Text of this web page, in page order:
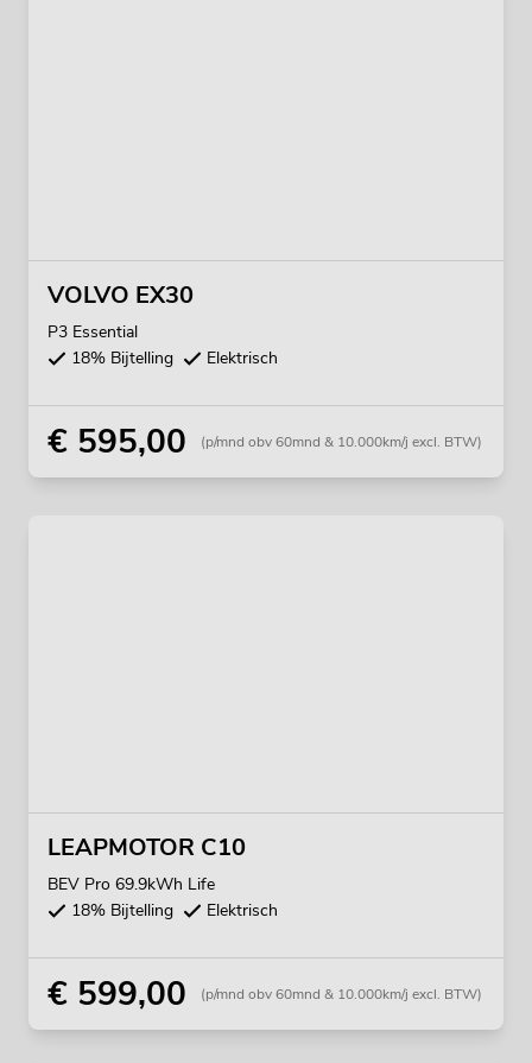
VOLVO EX30
P3 Essential
18% Bijtelling
Elektrisch
€ 595,00 (p/mnd obv 60mnd & 10.000km/j excl. BTW)
LEAPMOTOR C10
BEV Pro 69.9kWh Life
18% Bijtelling
Elektrisch
€ 599,00 (p/mnd obv 60mnd & 10.000km/j excl. BTW)